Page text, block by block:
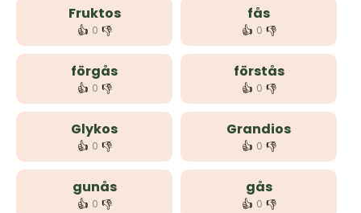
Fruktos
👍 0 👎
fås
👍 0 👎
förgås
👍 0 👎
förstås
👍 0 👎
Glykos
👍 0 👎
Grandios
👍 0 👎
gunås
👍 0 👎
gås
👍 0 👎